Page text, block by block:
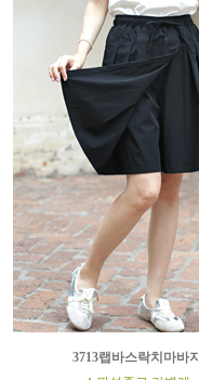
3713랩바스락치마바지